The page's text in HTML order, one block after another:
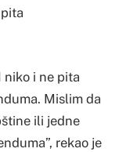
niko i ne pita
Mislim da
ili jedne
rekao je